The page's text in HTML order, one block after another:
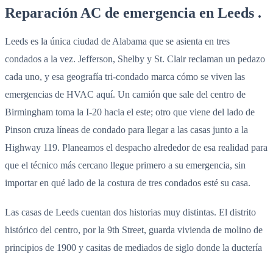
Reparación AC de emergencia en Leeds .
Leeds es la única ciudad de Alabama que se asienta en tres
condados a la vez. Jefferson, Shelby y St. Clair reclaman un pedazo
cada uno, y esa geografía tri-condado marca cómo se viven las
emergencias de HVAC aquí. Un camión que sale del centro de
Birmingham toma la I-20 hacia el este; otro que viene del lado de
Pinson cruza líneas de condado para llegar a las casas junto a la
Highway 119. Planeamos el despacho alrededor de esa realidad para
que el técnico más cercano llegue primero a su emergencia, sin
importar en qué lado de la costura de tres condados esté su casa.
Las casas de Leeds cuentan dos historias muy distintas. El distrito
histórico del centro, por la 9th Street, guarda vivienda de molino de
principios de 1900 y casitas de mediados de siglo donde la ductería